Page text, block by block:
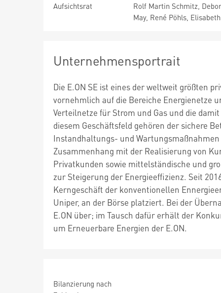
Aufsichtsrat
Rolf Martin Schmitz,
May, René Pöhls,
Unternehmensportrait
Die E.ON SE ist eines der weltweit größten
vornehmlich auf die Bereiche Energienetze
Verteilnetze für Strom und Gas und die
diesem Geschäftsfeld gehören der sichere
Instandhaltungs- und
Zusammenhang mit der Realisierung von
Privatkunden sowie mittelständische und
zur Steigerung der Energieeffizienz. Seit
Kerngeschäft der konventionellen
Uniper, an der Börse platziert. Bei der
E.ON über; im Tausch dafür erhält der
um Erneuerbare Energien der E.ON.
Bilanzierung nach